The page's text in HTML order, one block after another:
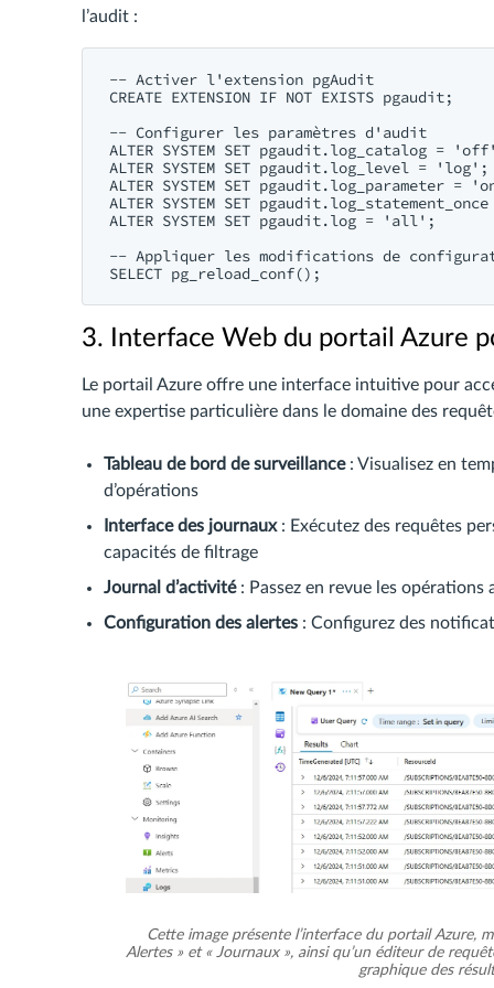
l’audit :
-- Activer l'extension pgAudit
CREATE EXTENSION IF NOT EXISTS pgaudit;
-- Configurer les paramètres d'audit
ALTER SYSTEM SET pgaudit.log_catalog =
ALTER SYSTEM SET pgaudit.log_level = 'log';
ALTER SYSTEM SET pgaudit.log_parameter =
ALTER SYSTEM SET
ALTER SYSTEM SET pgaudit.log = 'all';
-- Appliquer les modifications de
3. Interface Web du portail Azure
Le portail Azure offre une interface intuitive pour
une expertise particulière dans le domaine des
Tableau de bord de surveillance: Visualisez en
d’opérations
Interface des journaux: Exécutez des requêtes
capacités de filtrage
Journal d’activité: Passez en revue les
Configuration des alertes : Configurez des
Cette image présente l’interface du portail Azure,
Alertes » et « Journaux », ainsi qu’un éditeur de
graphique des